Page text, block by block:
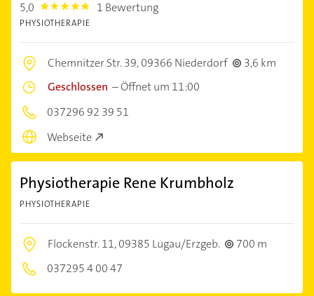
5,0 5.0 1 Bewertung
PHYSIOTHERAPIE
Chemnitzer Str. 39,09366 Niederdorf
3,6 km
Geschlossen –Öffnet um 11:00
037296 92 39 51
Webseite
Physiotherapie Rene Krumbholz
PHYSIOTHERAPIE
Flockenstr. 11,09385 Lugau/Erzgeb.
700 m
037295 4 00 47